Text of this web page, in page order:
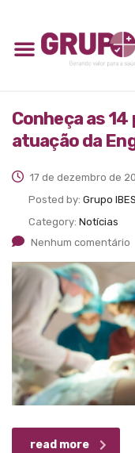
Conheça as
atuação da
17 de dezembro de
Posted by: Grupo IBES
Category: Notícias
Nenhum comentário
read more